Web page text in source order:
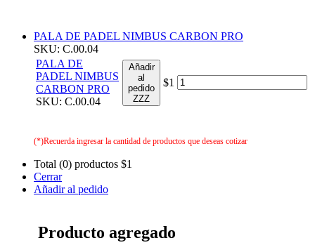
PALA DE PADEL NIMBUS CARBON PRO
SKU: C.00.04
PALA DE
PADEL NIMBUS
CARBON PRO
SKU: C.00.04
Añadir
al
pedido
ZZZ
$1
(*)Recuerda ingresar la cantidad de productos que deseas cotizar
Total (0) productos $1
Cerrar
Añadir al pedido
Producto agregado